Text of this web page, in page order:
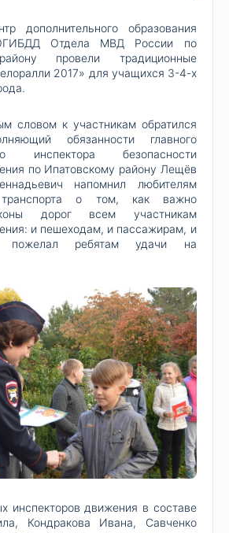
дополнительного образования
Отдела МВД России по
провели традиционные
2017» для учащихся 3-4-х
словом к участникам обратился
обязанности главного
инспектора безопасности
по Ипатовскому району Лещёв
напомнил любителям
транспорта о том, как важно
дорог всем участникам
и пешеходам, и пассажирам, и
пожелал ребятам удачи на
инспекторов движения в составе
Кондракова Ивана, Савченко